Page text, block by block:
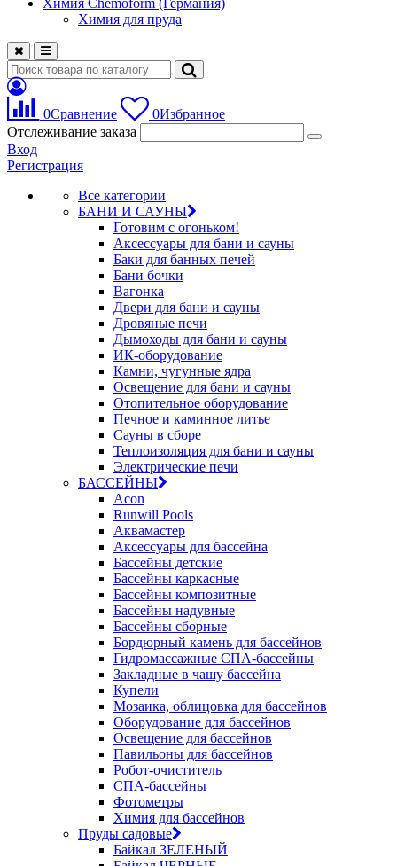
Химия Chemoform (Германия)
Химия для пруда
0Сравнение 0Избранное
Отслеживание заказа
Вход
Регистрация
Все категории
БАНИ И САУНЫ
Готовим с огоньком!
Аксессуары для бани и сауны
Баки для банных печей
Бани бочки
Вагонка
Двери для бани и сауны
Дровяные печи
Дымоходы для бани и сауны
ИК-оборудование
Камни, чугунные ядра
Освещение для бани и сауны
Отопительное оборудование
Печное и каминное литье
Сауны в сборе
Теплоизоляция для бани и сауны
Электрические печи
БАССЕЙНЫ
Acon
Runwill Pools
Аквамастер
Аксессуары для бассейна
Бассейны детские
Бассейны каркасные
Бассейны композитные
Бассейны надувные
Бассейны сборные
Бордюрный камень для бассейнов
Гидромассажные СПА-бассейны
Закладные в чашу бассейна
Купели
Мозаика, облицовка для бассейнов
Оборудование для бассейнов
Освещение для бассейнов
Павильоны для бассейнов
Робот-очиститель
СПА-бассейны
Фотометры
Химия для бассейнов
Пруды садовые
Байкал ЗЕЛЕНЫЙ